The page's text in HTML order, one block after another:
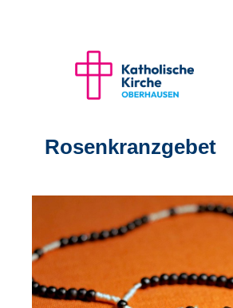
Rosenkranzgebet